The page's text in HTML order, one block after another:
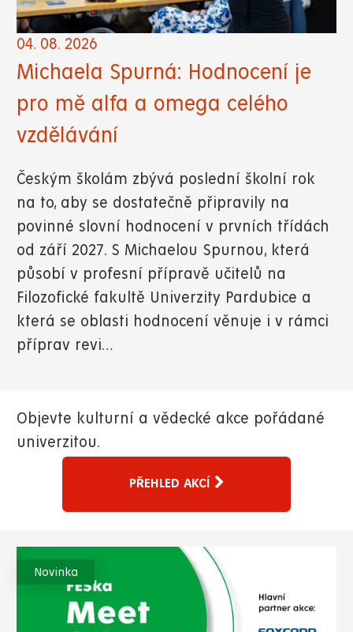
04. 08. 2026
Michaela Spurná: Hodnocení je
pro mě alfa a omega celého
vzdělávání
Českým školám zbývá poslední školní rok
na to, aby se dostatečně připravily na
povinné slovní hodnocení v prvních třídách
od září 2027. S Michaelou Spurnou, která
působí v profesní přípravě učitelů na
Filozofické fakultě Univerzity Pardubice a
která se oblasti hodnocení věnuje i v rámci
příprav revi…
Objevte kulturní a vědecké akce pořádané
univerzitou.
PŘEHLED AKCÍ
Novinka